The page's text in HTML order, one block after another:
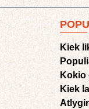
Kiek
Kokio
Kiek